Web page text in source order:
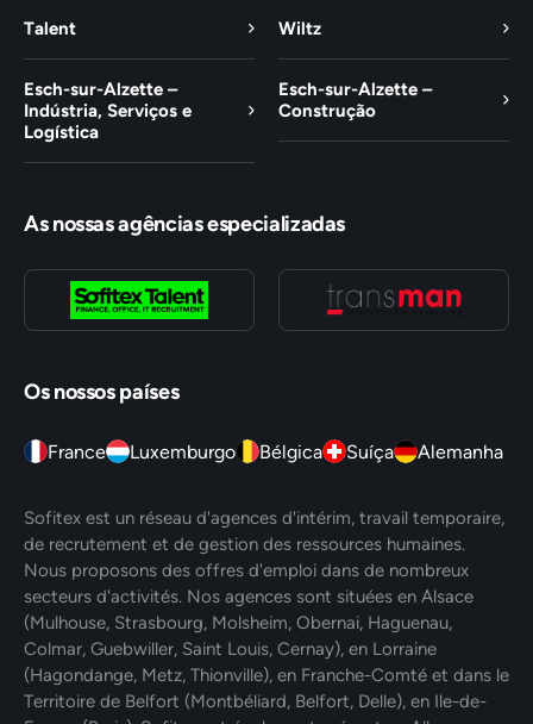
Talent Wiltz
Esch-sur-Alzette –
Indústria, Serviços e
Logística
Esch-sur-Alzette –
Construção
As nossas agências especializadas
Os nossos países
France Luxemburgo Bélgica Suíça Alemanha
Sofitex est un réseau d'agences d'intérim, travail temporaire,
de recrutement et de gestion des ressources humaines.
Nous proposons des offres d'emploi dans de nombreux
secteurs d'activités. Nos agences sont situées en Alsace
(Mulhouse, Strasbourg, Molsheim, Obernai, Haguenau,
Colmar, Guebwiller, Saint Louis, Cernay), en Lorraine
(Hagondange, Metz, Thionville), en Franche-Comté et dans le
Territoire de Belfort (Montbéliard, Belfort, Delle), en Ile-de-